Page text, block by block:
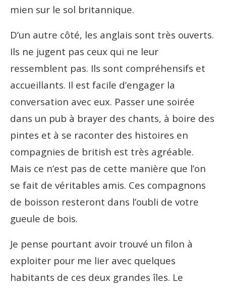
mien sur le sol britannique.
D’un autre côté, les anglais sont très ouverts.
Ils ne jugent pas ceux qui ne leur
ressemblent pas. Ils sont compréhensifs et
accueillants. Il est facile d’engager la
conversation avec eux. Passer une soirée
dans un pub à brayer des chants, à boire des
pintes et à se raconter des histoires en
compagnies de british est très agréable.
Mais ce n’est pas de cette manière que l’on
se fait de véritables amis. Ces compagnons
de boisson resteront dans l’oubli de votre
gueule de bois.
Je pense pourtant avoir trouvé un filon à
exploiter pour me lier avec quelques
habitants de ces deux grandes îles. Le